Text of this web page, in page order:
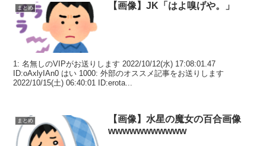
まとめ 【画像】JK「はよ嗅げや。」
1: 名無しのVIPがお送りします 2022/10/12(水) 17:08:01.47
ID:oAxlyIAn0 はい 1000: 外部のオススメ記事をお送りします
2022/10/15(土) 06:40:01 ID:erota...
まとめ
【画像】水星の魔女の百合画像
wwwwwwwwwww